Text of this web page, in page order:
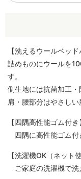
【洗えるウールベッド
詰めものにウールを
す。
側生地には抗菌加工・
肩・腰部分はやさしい
【四隅高性能ゴム付き
四隅に高性能ゴム付
【洗濯機OK（ネット
ご家庭の洗濯機で洗